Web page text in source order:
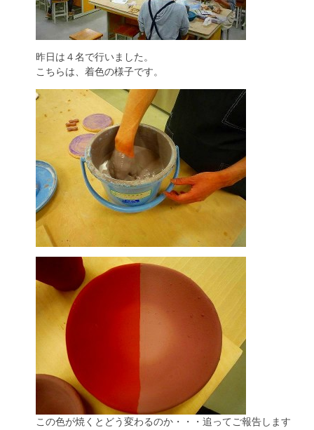
昨日は４名で行いました。
こちらは、着色の様子です。
この色が焼くとどう変わるのか・・・追ってご報告します